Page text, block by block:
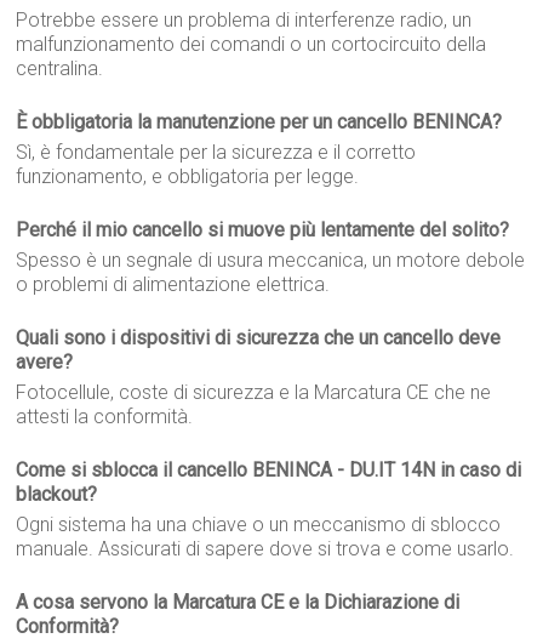
Potrebbe essere un problema di interferenze radio, un
malfunzionamento dei comandi o un cortocircuito della
centralina.
È obbligatoria la manutenzione per un cancello BENINCA?
Sì, è fondamentale per la sicurezza e il corretto
funzionamento, e obbligatoria per legge.
Perché il mio cancello si muove più lentamente del solito?
Spesso è un segnale di usura meccanica, un motore debole
o problemi di alimentazione elettrica.
Quali sono i dispositivi di sicurezza che un cancello deve
avere?
Fotocellule, coste di sicurezza e la Marcatura CE che ne
attesti la conformità.
Come si sblocca il cancello BENINCA - DU.IT 14N in caso di
blackout?
Ogni sistema ha una chiave o un meccanismo di sblocco
manuale. Assicurati di sapere dove si trova e come usarlo.
A cosa servono la Marcatura CE e la Dichiarazione di
Conformità?